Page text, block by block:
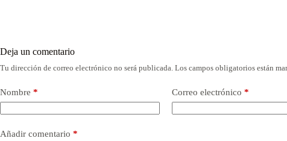
Deja un comentario
Tu dirección de correo electrónico no será publicada. Los campos obligatorios están
Nombre * Correo electrónico *
Añadir comentario *